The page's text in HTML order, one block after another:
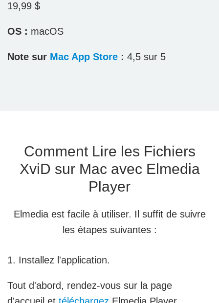
19,99 $
OS : macOS
Note sur Mac App Store : 4,5 sur 5
Comment Lire les Fichiers
XviD sur Mac avec Elmedia
Player
Elmedia est facile à utiliser. Il suffit de suivre
les étapes suivantes :
1. Installez l'application.
Tout d'abord, rendez-vous sur la page